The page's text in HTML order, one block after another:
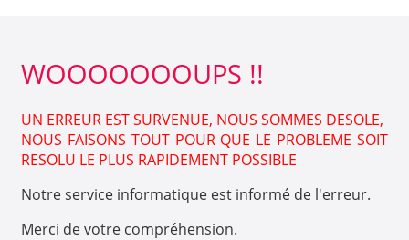
WOOOOOOOUPS !!
UN ERREUR EST SURVENUE, NOUS SOMMES DESOLE,
NOUS FAISONS TOUT POUR QUE LE PROBLEME SOIT
RESOLU LE PLUS RAPIDEMENT POSSIBLE
Notre service informatique est informé de l'erreur.
Merci de votre compréhension.